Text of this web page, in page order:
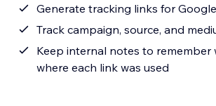
Generate tracking links for
Track campaign, source, and
Keep internal notes to remember
where each link was used